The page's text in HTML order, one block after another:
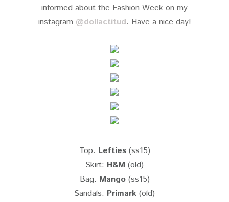
informed about the Fashion Week on my
instagram @dollactitud. Have a nice day!
Top: Lefties(ss15)
Skirt: H&M (old)
Bag: Mango(ss15)
Sandals: Primark (old)